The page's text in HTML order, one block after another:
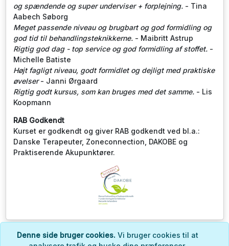
og spændende og super underviser + forplejning.- Tina
Aabech Søborg
Meget passende niveau og brugbart og god formidling og
god tid til behandlingsteknikkerne.- Maibritt Astrup
Rigtig god dag - top service og god formidling af stoffet.-
Michelle Batiste
Højt fagligt niveau, godt formidlet og dejligt med praktiske
øvelser- Janni Ørgaard
Rigtig godt kursus, som kan bruges med det samme.- Lis
Koopmann
RAB Godkendt
Kurset er godkendt og giver RAB godkendt ved bl.a.:
Danske Terapeuter, Zoneconnection, DAKOBE og
Praktiserende Akupunktører.
© 2022-2026 - Helle Roed Kursuscenter -Log ind
Denne side bruger cookies. Vi bruger cookies til at